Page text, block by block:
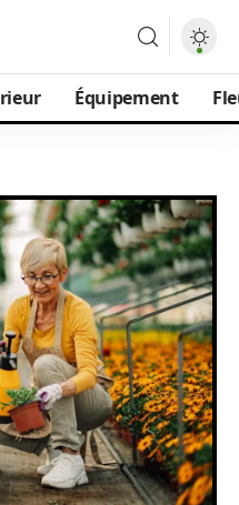
Équipement